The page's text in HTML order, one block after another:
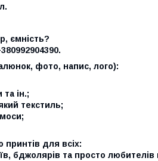
ємність?
фото, напис, лого):
ін.;
текстиль;
для всіх:
бджолярів та просто